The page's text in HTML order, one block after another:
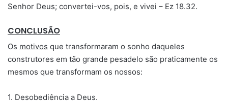
Senhor Deus; convertei-vos, pois, e vivei – Ez 18.32.
CONCLUSÃO
Os motivos que transformaram o sonho daqueles
construtores em tão grande pesadelo são praticamente os
mesmos que transformam os nossos:
1. Desobediência a Deus.